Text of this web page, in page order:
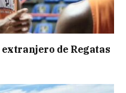
de Regatas